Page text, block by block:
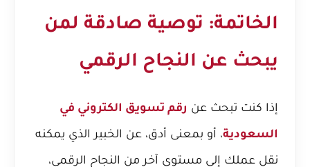
الخاتمة: توصية صادقة لمن
يبحث عن النجاح الرقمي
إذا كنت تبحث عن رقم تسويق الكتروني في
السعودية، أو بمعنى أدق، عن الخبير الذي يمكنه
نقل عملك إلى مستوى آخر من النجاح الرقمي،